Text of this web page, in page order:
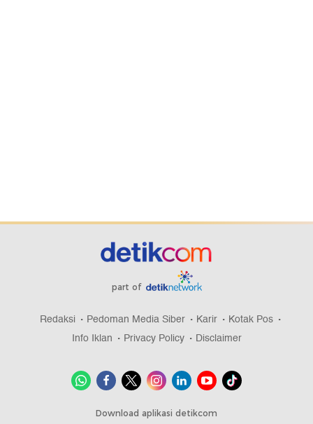
part of
Redaksi Pedoman Media Siber Karir
Kotak Pos
Info Iklan
Privacy Policy Disclaimer
Download aplikasi detikcom